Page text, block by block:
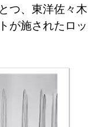
つ、東洋佐々木
が施されたロッ